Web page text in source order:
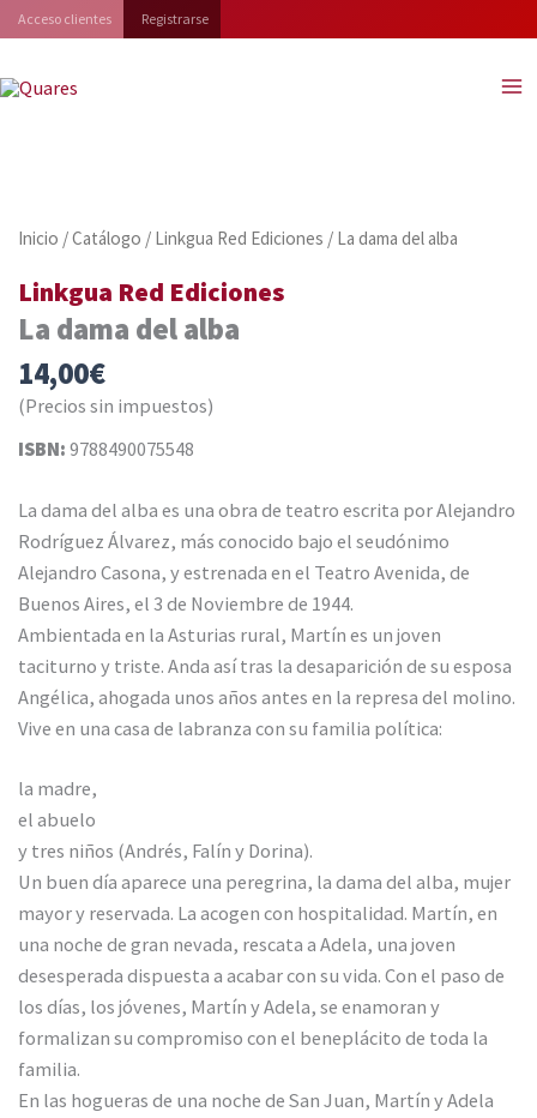
al
contenido
Acceso clientes Registrarse
Inicio /Catálogo / Linkgua Red Ediciones / La dama del alba
Linkgua Red Ediciones
La dama del alba
14,00€
(Precios sin impuestos)
ISBN: 9788490075548
La dama del alba es una obra de teatro escrita por Alejandro
Rodríguez Álvarez, más conocido bajo el seudónimo
Alejandro Casona, y estrenada en el Teatro Avenida, de
Buenos Aires, el 3 de Noviembre de 1944.
Ambientada en la Asturias rural, Martín es un joven
taciturno y triste. Anda así tras la desaparición de su esposa
Angélica, ahogada unos años antes en la represa del molino.
Vive en una casa de labranza con su familia política:
la madre,
el abuelo
y tres niños (Andrés, Falín y Dorina).
Un buen día aparece una peregrina, la dama del alba, mujer
mayor y reservada. La acogen con hospitalidad. Martín, en
una noche de gran nevada, rescata a Adela, una joven
desesperada dispuesta a acabar con su vida. Con el paso de
los días, los jóvenes, Martín y Adela, se enamoran y
formalizan su compromiso con el beneplácito de toda la
familia.
En las hogueras de una noche de San Juan, Martín y Adela